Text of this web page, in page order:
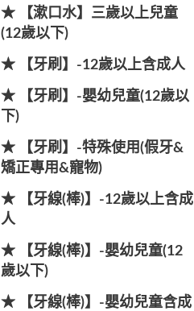
★ 【漱口水】三歲以上兒童
(12歲以下)
★ 【牙刷】-12歲以上含成人
★ 【牙刷】-嬰幼兒童(12歲以
下)
★ 【牙刷】-特殊使用(假牙&
矯正專用&寵物)
★ 【牙線(棒)】-12歲以上含成
人
★ 【牙線(棒)】-嬰幼兒童(12
歲以下)
★ 【牙線(棒)】-嬰幼兒童含成